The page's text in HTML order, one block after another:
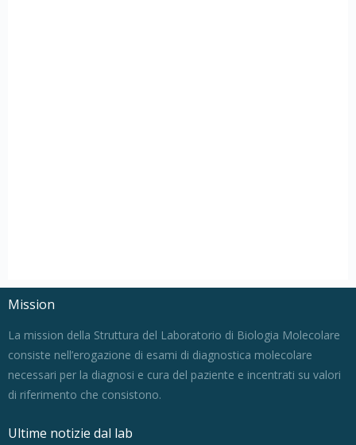
Mission
La mission della Struttura del Laboratorio di Biologia Molecolare
consiste nell’erogazione di esami di diagnostica molecolare
necessari per la diagnosi e cura del paziente e incentrati su valori
di riferimento che consistono.
Ultime notizie dal lab